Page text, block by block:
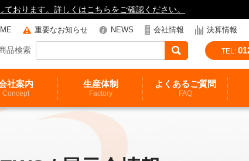
おります。詳しくはこちらをご確認ください。
重要なお知らせ NEWS 会社情報 決算情報
品検索 TEL:
社案内
Concept
生産体制
Factory
よくあるご質問
FAQ